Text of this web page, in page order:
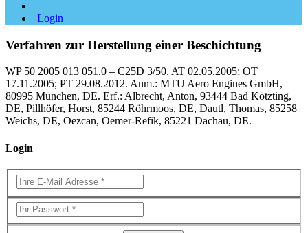
Login
Verfahren zur Herstellung einer Beschichtung
WP 50 2005 013 051.0 – C25D 3/50. AT 02.05.2005; OT
17.11.2005; PT 29.08.2012. Anm.: MTU Aero Engines GmbH,
80995 München, DE. Erf.: Albrecht, Anton, 93444 Bad Kötzting,
DE, Pillhöfer, Horst, 85244 Röhrmoos, DE, Dautl, Thomas, 85258
Weichs, DE, Oezcan, Oemer-Refik, 85221 Dachau, DE.
Login